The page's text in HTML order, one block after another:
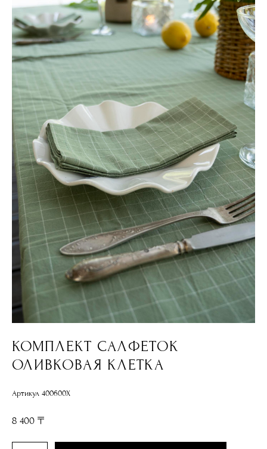
КОМПЛЕКТ САЛФЕТОК
ОЛИВКОВАЯ КЛЕТКА
Артикул 400600Х
8 400 〒